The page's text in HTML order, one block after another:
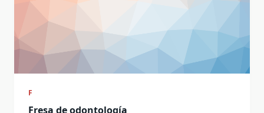
F
Fresa de odontología